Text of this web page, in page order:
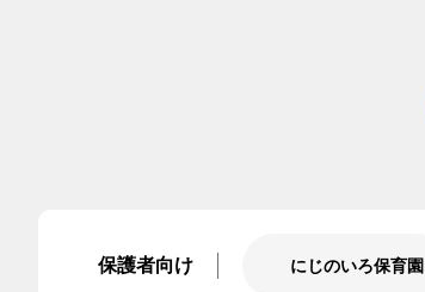
保護者向け にじのいろ保育園